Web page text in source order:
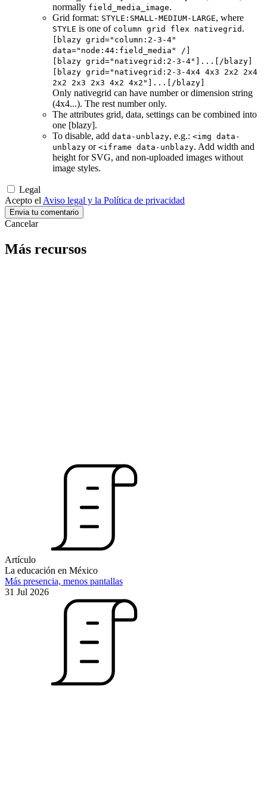
normally field_media_image.
Grid format: STYLE:SMALL-MEDIUM-LARGE, where
STYLE is one of column grid flex nativegrid .
[blazy grid="column:2-3-4"
data="node:44:field_media" /]
[blazy grid="nativegrid:2-3-4"]...[/blazy]
[blazy grid="nativegrid:2-3-4x4 4x3 2x2 2x4
2x2 2x3 2x3 4x2 4x2"]...[/blazy]
Only nativegrid can have number or dimension string
(4x4...). The rest number only.
The attributes grid, data, settings can be combined into
one [blazy].
To disable, add data-unblazy, e.g.: <img data-
unblazy or <iframe data-unblazy. Add width and
height for SVG, and non-uploaded images without
image styles.
Legal
Acepto el Aviso legal y la Política de privacidad
Cancelar
Más recursos
Artículo
La educación en México
Más presencia, menos pantallas
31 Jul 2026